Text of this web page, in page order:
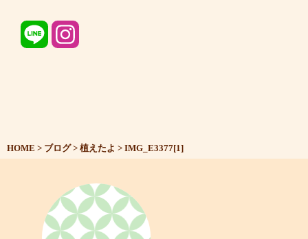
HOME > ブログ> 植えたよ > IMG_E3377[1]